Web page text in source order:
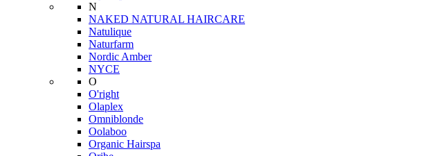
N
NAKED NATURAL HAIRCARE
Natulique
Naturfarm
Nordic Amber
NYCE
O
O'right
Olaplex
Omniblonde
Oolaboo
Organic Hairspa